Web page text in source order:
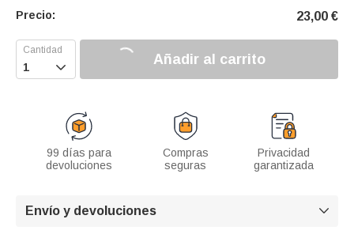
Precio: 23,00 €
 Añadir al carrito
99 días para
devoluciones
Compras
seguras
Privacidad
garantizada
Envío y devoluciones 